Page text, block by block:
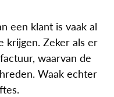
een klant is vaak al
krijgen. Zeker als er
waarvan de
Waak echter